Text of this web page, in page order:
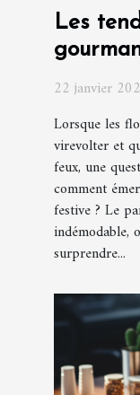
Les
22 janvier
Lorsque les
virevolter et
feux, une
comment
festive ? Le
indémodable,
surprendre...